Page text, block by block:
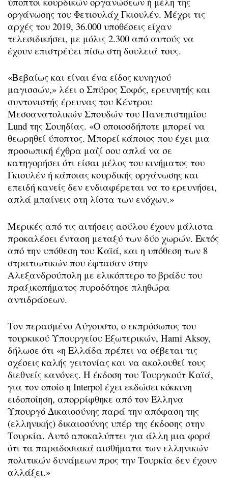
οργάνωσης του Φετιουλάχ Γκιουλέν. Μέχρι τις
αρχές του 2019, 36.000 υποθέσεις είχαν
τελεσιδικήσει, με μόλις 2.300 από αυτούς να
έχουν επιστρέψει πίσω στη δουλειά τους.
«Βεβαίως και είναι ένα είδος κυνηγιού
μαγισσών,» λέει ο Σπύρος Σοφός, ερευνητής και
συντονιστής έρευνας του Κέντρου
Μεσοανατολικών Σπουδών του Πανεπιστημίου
Lund της Σουηδίας. «Ο οποιοσδήποτε μπορεί να
θεωρηθεί ύποπτος. Μπορεί κάποιος που έχει μια
προσωπική έχθρα μαζί σου απλά να σε
κατηγορήσει ότι είσαι μέλος του κινήματος του
Γκιουλέν ή κάποιας κουρδικής οργάνωσης και
επειδή κανείς δεν ενδιαφέρεται να το ερευνήσει,
απλά μπαίνεις στη λίστα των ενόχων.»
Μερικές από τις αιτήσεις ασύλου έχουν μάλιστα
προκαλέσει ένταση μεταξύ των δύο χωρών. Εκτός
από την υπόθεση του Καϊά, και η υπόθεση των 8
στρατιωτικών που έφτασαν στην
Αλεξανδρούπολη με ελικόπτερο το βράδυ του
πραξικοπήματος πυροδότησε πληθώρα
αντιδράσεων.
Τον περασμένο Αύγουστο, ο εκπρόσωπος του
τουρκικού Υπουργείου Εξωτερικών, Hami Aksoy,
δήλωσε ότι «η Ελλάδα πρέπει να σέβεται τις
σχέσεις καλής γειτονίας και να ακολουθεί τους
διεθνείς κανόνες. Η έκδοση του Τουργκούτ Καϊά,
για τον οποίο η Interpol έχει εκδώσει κόκκινη
ειδοποίηση, απορρίφθηκε από τον Έλληνα
Υπουργό Δικαιοσύνης παρά την απόφαση της
(ελληνικής) δικαιοσύνης υπέρ της έκδοσης στην
Τουρκία. Αυτό αποκαλύπτει για άλλη μια φορά
ότι τα παραδοσιακά αισθήματα των ελληνικών
πολιτικών δυνάμεων προς την Τουρκία δεν έχουν
αλλάξει.»